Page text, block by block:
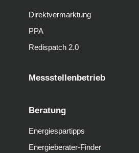
Direktvermarktung
PPA
Redispatch 2.0
Messstellenbetrieb
Beratung
Energiespartipps
Energieberater-Finder